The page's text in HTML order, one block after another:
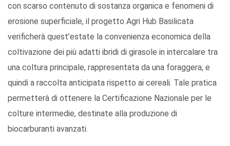
con scarso contenuto di sostanza organica e fenomeni di
erosione superficiale, il progetto Agri Hub Basilicata
verificherà quest’estate la convenienza economica della
coltivazione dei più adatti ibridi di girasole in intercalare tra
una coltura principale, rappresentata da una foraggera, e
quindi a raccolta anticipata rispetto ai cereali. Tale pratica
permetterà di ottenere la Certificazione Nazionale per le
colture intermedie, destinate alla produzione di
biocarburanti avanzati.